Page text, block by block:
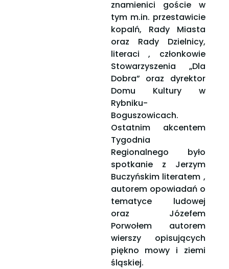
znamienici goście w
tym m.in. przestawicie
kopalń, Rady Miasta
oraz Rady Dzielnicy,
literaci , członkowie
Stowarzyszenia „Dla
Dobra” oraz dyrektor
Domu Kultury w
Rybniku-
Boguszowicach.
Ostatnim akcentem
Tygodnia
Regionalnego było
spotkanie z Jerzym
Buczyńskim literatem ,
autorem opowiadań o
tematyce ludowej
oraz Józefem
Porwołem autorem
wierszy opisujących
piękno mowy i ziemi
śląskiej.